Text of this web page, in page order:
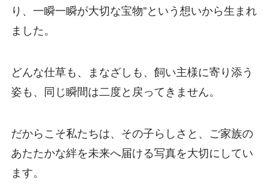
り、一瞬一瞬が大切な宝物”という想いから生まれ
ました。
どんな仕草も、まなざしも、飼い主様に寄り添う
姿も、同じ瞬間は二度と戻ってきません。
だからこそ私たちは、その子らしさと、ご家族の
あたたかな絆を未来へ届ける写真を大切にしてい
ます。